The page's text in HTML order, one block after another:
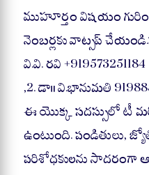
ముహూర్తం విషయం
నెంబర్లకు వాట్సప్
వి.వి. రవి +919573251184
,2. డా॥ వి.భానుమతి
ఈ యొక్క సదస్సులో టీ
ఉంటుంది. పండితులు,
పరిశోధకులను సాదరంగా